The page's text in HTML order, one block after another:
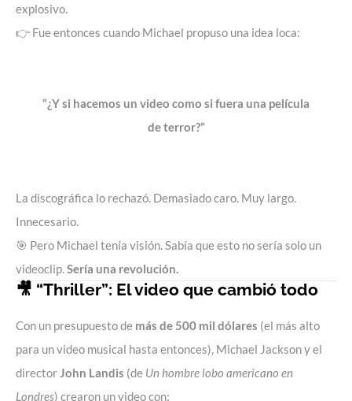
explosivo.
👉 Fue entonces cuando Michael propuso una idea loca:
“¿Y si hacemos un video como si fuera una película
de terror?”
La discográfica lo rechazó. Demasiado caro. Muy largo.
Innecesario.
🎯 Pero Michael tenía visión. Sabía que esto no sería solo un
videoclip.Sería una revolución.
🎥 “Thriller”: El video que cambió todo
Con un presupuesto de más de 500 mil dólares (el más alto
para un video musical hasta entonces), Michael Jackson y el
directorJohn Landis (de Un hombre lobo americano en
Londres) crearon un video con: